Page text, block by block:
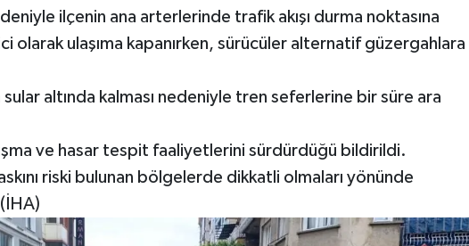
ilçenin ana arterlerinde trafik akışı durma noktasına
olarak ulaşıma kapanırken, sürücüler alternatif güzergahlara
sular altında kalması nedeniyle tren seferlerine bir süre ara
ve hasar tespit faaliyetlerini sürdürdüğü bildirildi.
riski bulunan bölgelerde dikkatli olmaları yönünde